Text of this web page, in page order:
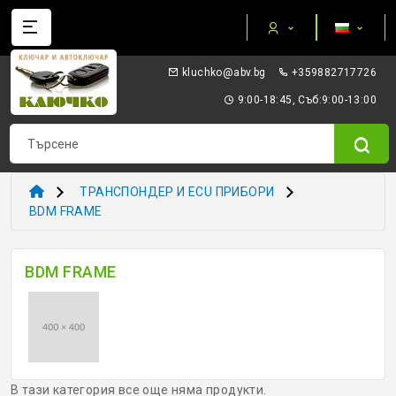
gb.vba@okhculk +359882717726
9:00-18:45, Съб:9:00-13:00
Категории
AUTEL ПРИБОРИ И ОБОРУДВАНЕ
I/O TERMINAL
KEYDIY - ПРИБОРИ КЛЮЧОВЕ ТРАНСПОНДЕРИ
XHORSE VVDI
ТРАНСПОНДЕР И ECU ПРИБОРИ
ТРАНСПОНДЕР ЧИПОВЕ
ЗАГОТОВКИ ДРУГИ
ТРАНСПОНДЕР И ECU ПРИБОРИ
BDM FRAME
BDM FRAME
В тази категория все още няма продукти.